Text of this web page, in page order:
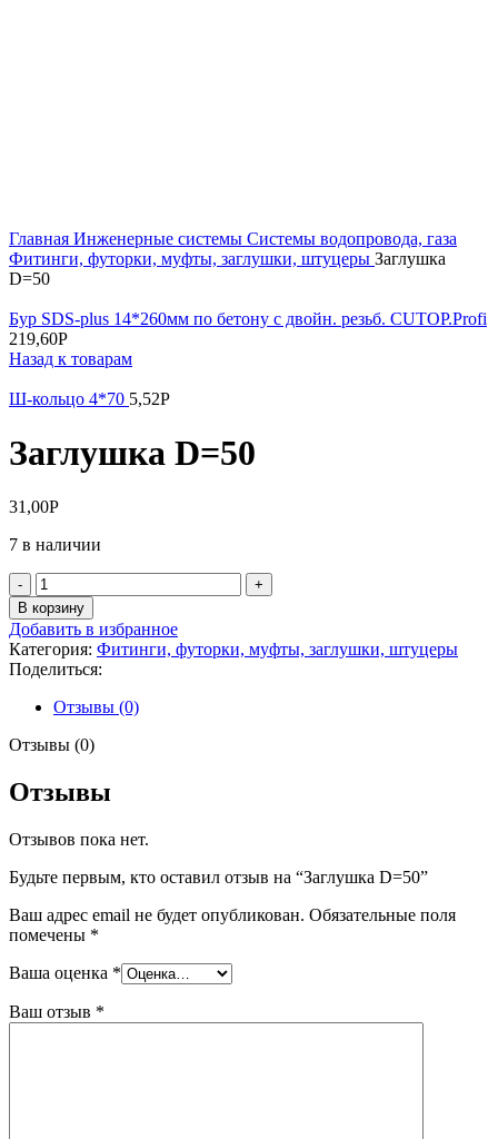
Главная Инженерные системы Системы водопровода, газа
Фитинги, футорки, муфты, заглушки, штуцеры Заглушка
D=50
Бур SDS-plus 14*260мм по бетону с двойн. резьб. CUTOP.Profi
219,60Р
Назад к товарам
Ш-кольцо 4*70 5,52Р
Заглушка D=50
31,00Р
7 в наличии
Количество
товара
Заглушка
D=50
В корзину
Добавить в избранное
Категория: Фитинги, футорки, муфты, заглушки, штуцеры
Поделиться:
Отзывы (0)
Отзывы (0)
Отзывы
Отзывов пока нет.
Будьте первым, кто оставил отзыв на “Заглушка D=50”
Ваш адрес email не будет опубликован. Обязательные поля
помечены *
Ваша оценка *
Ваш отзыв *